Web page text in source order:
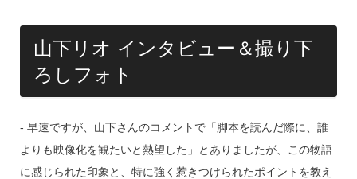
山下リオ インタビュー＆撮り下
ろしフォト
‐ 早速ですが、山下さんのコメントで「脚本を読んだ際に、誰
よりも映像化を観たいと熱望した」とありましたが、この物語
に感じられた印象と、特に強く惹きつけられたポイントを教え